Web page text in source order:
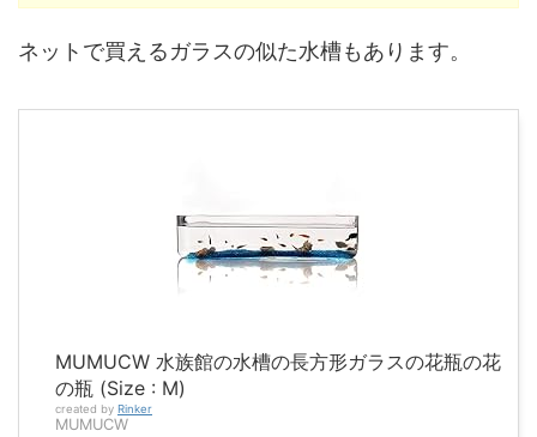
ネットで買えるガラスの似た水槽もあります。
MUMUCW 水族館の水槽の長方形ガラスの花瓶の花
の瓶 (Size : M)
created by Rinker
MUMUCW